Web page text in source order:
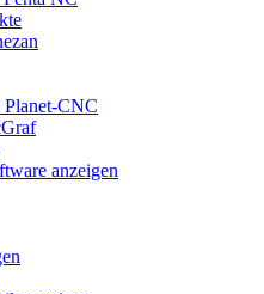
CNC
anzeigen